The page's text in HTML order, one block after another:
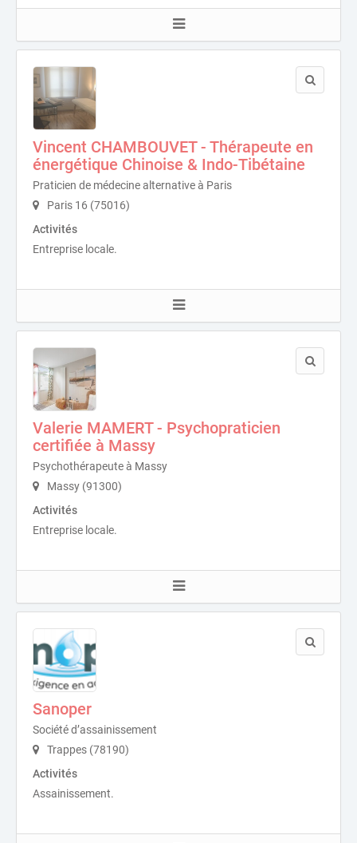
Vincent CHAMBOUVET - Thérapeute en
énergétique Chinoise & Indo-Tibétaine
Praticien de médecine alternative à Paris
Paris 16 (75016)
Activités
Entreprise locale.
Valerie MAMERT - Psychopraticien
certifiée à Massy
Psychothérapeute à Massy
Massy (91300)
Activités
Entreprise locale.
Sanoper
Société d’assainissement
Trappes (78190)
Activités
Assainissement.